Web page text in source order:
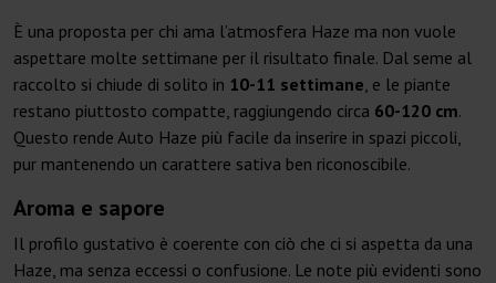
È una proposta per chi ama l’atmosfera Haze ma non vuole
aspettare molte settimane per il risultato finale. Dal seme al
raccolto si chiude di solito in 10-11 settimane, e le piante
restano piuttosto compatte, raggiungendo circa 60-120 cm.
Questo rende Auto Haze più facile da inserire in spazi piccoli,
pur mantenendo un carattere sativa ben riconoscibile.
Aroma e sapore
Il profilo gustativo è coerente con ciò che ci si aspetta da una
Haze, ma senza eccessi o confusione. Le note più evidenti sono